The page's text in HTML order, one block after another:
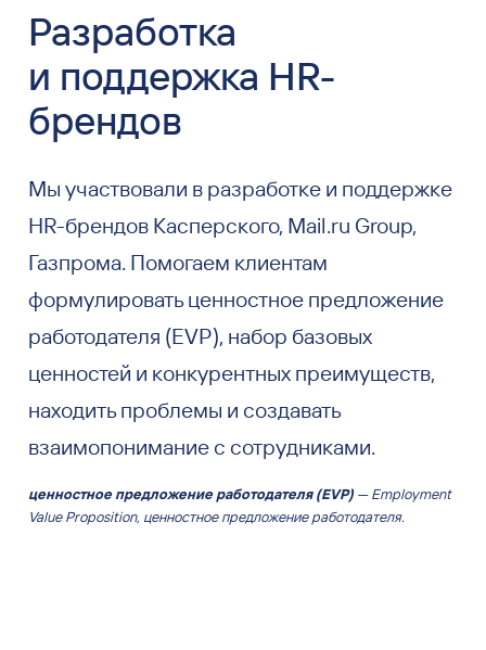
Разработка
и поддержка HR-
брендов
Мы участвовали в разработке и поддержке
HR-брендов Касперского, Mail.ru Group,
Газпрома. Помогаем клиентам
формулировать ценностное предложение
работодателя (EVP), набор базовых
ценностей и конкурентных преимуществ,
находить проблемы и создавать
взаимопонимание с сотрудниками.
ценностное предложение работодателя (EVP)— Employment
Value Proposition, ценностное предложение работодателя.